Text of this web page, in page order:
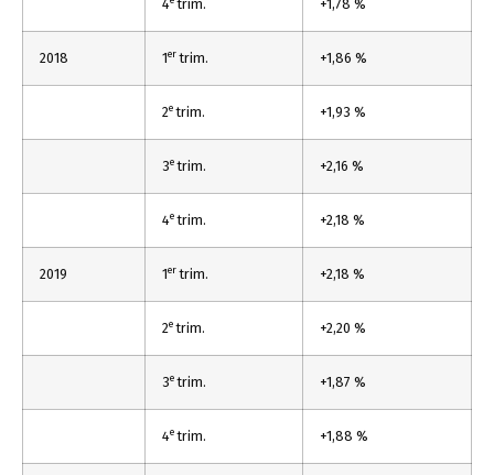
4 trim. +1,78 %
2018 1ertrim. +1,86 %
2etrim. +1,93 %
3etrim. +2,16 %
4etrim. +2,18 %
2019 1ertrim. +2,18 %
2etrim. +2,20 %
3etrim. +1,87 %
4etrim. +1,88 %